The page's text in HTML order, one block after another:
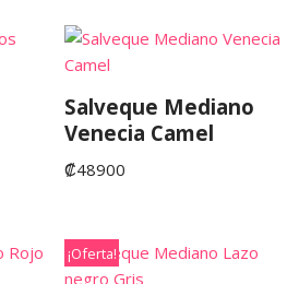
Salveque Mediano
Venecia Camel
₡48900
¡Oferta!